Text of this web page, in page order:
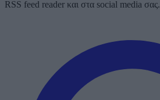
RSS feed reader και στα social media σας.